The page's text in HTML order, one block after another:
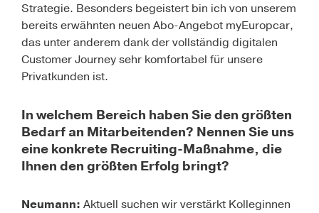
Strategie. Besonders begeistert bin ich von unserem
bereits erwähnten neuen Abo-Angebot myEuropcar,
das unter anderem dank der vollständig digitalen
Customer Journey sehr komfortabel für unsere
Privatkunden ist.
In welchem Bereich haben Sie den größten
Bedarf an Mitarbeitenden? Nennen Sie uns
eine konkrete Recruiting-Maßnahme, die
Ihnen den größten Erfolg bringt?
Neumann: Aktuell suchen wir verstärkt Kolleginnen